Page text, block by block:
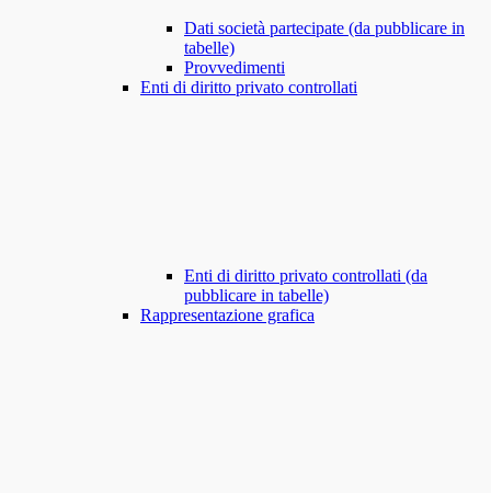
Dati società partecipate (da pubblicare in
tabelle)
Provvedimenti
Enti di diritto privato controllati
Enti di diritto privato controllati (da
pubblicare in tabelle)
Rappresentazione grafica